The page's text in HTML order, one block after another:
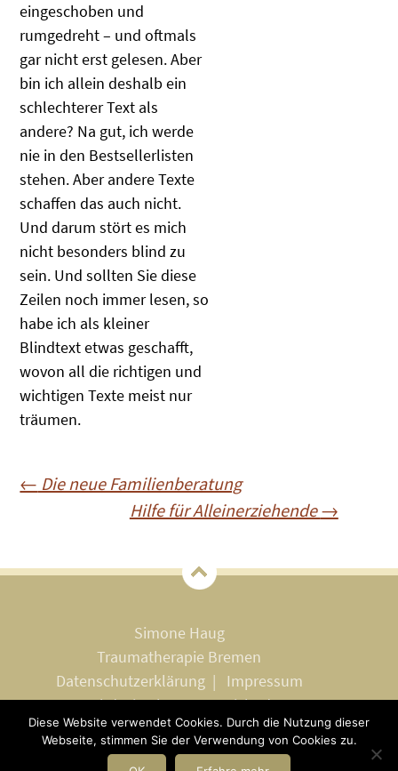
eingeschoben und
rumgedreht – und oftmals
gar nicht erst gelesen. Aber
bin ich allein deshalb ein
schlechterer Text als
andere? Na gut, ich werde
nie in den Bestsellerlisten
stehen. Aber andere Texte
schaffen das auch nicht.
Und darum stört es mich
nicht besonders blind zu
sein. Und sollten Sie diese
Zeilen noch immer lesen, so
habe ich als kleiner
Blindtext etwas geschafft,
wovon all die richtigen und
wichtigen Texte meist nur
träumen.
Beitragsnavigation
← Die neue Familienberatung
Hilfe für Alleinerziehende→
Simone Haug
Traumatherapie Bremen
Datenschutzerklärung| Impressum
webdesign by neueansicht.de
Diese Website verwendet Cookies. Durch die Nutzung dieser
Webseite, stimmen Sie der Verwendung von Cookies zu.